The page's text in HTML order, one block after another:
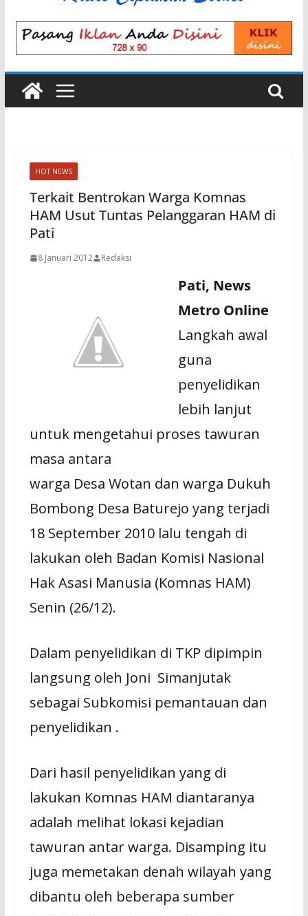
HOT NEWS
Terkait Bentrokan Warga Komnas
HAM Usut Tuntas Pelanggaran HAM di
Pati
8 Januari 2012 Redaksi
Pati, News
Metro Online
Langkah awal
guna
penyelidikan
lebih lanjut
untuk mengetahui proses tawuran
masa antara
warga Desa Wotan dan warga Dukuh
Bombong Desa Baturejo yang terjadi
18 September 2010 lalu tengah di
lakukan oleh Badan Komisi Nasional
Hak Asasi Manusia (Komnas HAM)
Senin (26/12).
Dalam penyelidikan di TKP dipimpin
langsung oleh Joni Simanjutak
sebagai Subkomisi pemantauan dan
penyelidikan .
Dari hasil penyelidikan yang di
lakukan Komnas HAM diantaranya
adalah melihat lokasi kejadian
tawuran antar warga. Disamping itu
juga memetakan denah wilayah yang
dibantu oleh beberapa sumber